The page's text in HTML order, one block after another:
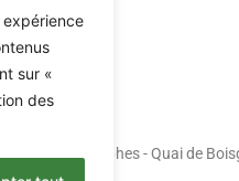
expérience
sur «
des
des marégraphes - Quai de